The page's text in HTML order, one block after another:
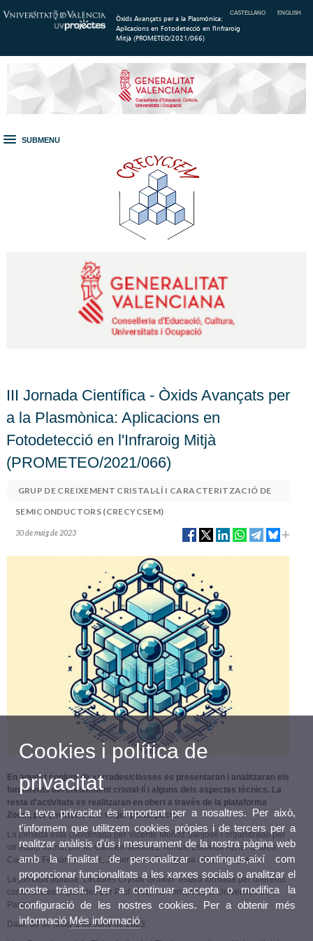
CASTELLANO ENGLISH
Òxids Avançats per a la Plasmònica:
Aplicacions en Fotodetecció en l'Infraroig
Mitjà (PROMETEO/2021/066)
SUBMENU
III Jornada Científica - Òxids Avançats per
a la Plasmònica: Aplicacions en
Fotodetecció en l'Infraroig Mitjà
(PROMETEO/2021/066)
GRUP DE CREIXEMENT CRISTAL·LÍ I CARACTERITZACIÓ DE
SEMICONDUCTORS (CRECYCSEM)
30 de maig de 2023
En aquest conjunt de xarrades/classes es presentaran i analitzaran els
fonaments del creixement cristal·lí i alguns dels aspectes tècnics. La
resta d'activitats es realitzaran en obert a través de la plataforma
Zoom, per permetre una major participació.
La jornada està coordinada per Vicente Muñoz Sanjosé i organitzada per
un equip format per M. Carmen MartínezTomás, Eduardo Aznar Gadea,
Carolina Fernández Saiz, Javier Yeste Torregrosa i Oleksii Klymov.
La jornada titulada "Lectures Crystal Growth" estarà formada per diferents
conferències impartides per Prof. Roberto Fornari de la Universitat de
Parma.
Data: 30 de Maig-1 de Juny de 2023.
Cookies i política de
privacitat
La teva privacitat és important per a nosaltres. Per això,
t'informem que utilitzem cookies pròpies i de tercers per a
realitzar anàlisis d'ús i mesurament de la nostra pàgina web
amb la finalitat de personalitzar continguts,així com
proporcionar funcionalitats a les xarxes socials o analitzar el
nostre trànsit. Per a continuar accepta o modifica la
configuració de les nostres cookies. Per a obtenir més
informacióMés informació